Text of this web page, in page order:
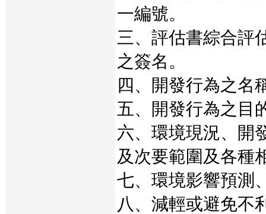
一編號。
三、評估書綜合評
之簽名。
四、開發行為之名
五、開發行為之目
六、環境現況、開
及次要範圍及各種
七、環境影響預測
八、減輕或避免不